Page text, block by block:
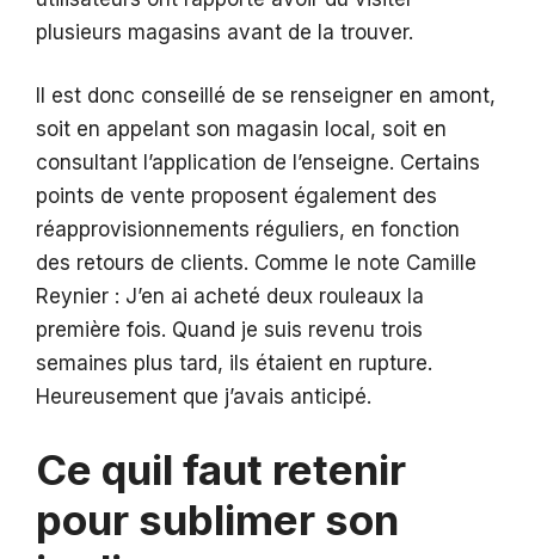
plusieurs magasins avant de la trouver.
Il est donc conseillé de se renseigner en amont,
soit en appelant son magasin local, soit en
consultant l’application de l’enseigne. Certains
points de vente proposent également des
réapprovisionnements réguliers, en fonction
des retours de clients. Comme le note Camille
Reynier : J’en ai acheté deux rouleaux la
première fois. Quand je suis revenu trois
semaines plus tard, ils étaient en rupture.
Heureusement que j’avais anticipé.
Ce quil faut retenir
pour sublimer son